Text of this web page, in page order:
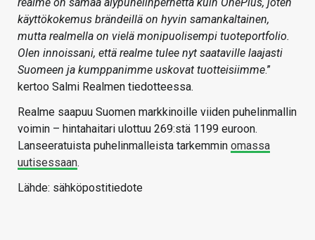
käyttökokemus brändeillä on hyvin samankaltainen,
mutta realmella on vielä monipuolisempi tuoteportfolio.
Olen innoissani, että realme tulee nyt saataville laajasti
Suomeen ja kumppanimme uskovat tuotteisiimme.”
kertoo Salmi Realmen tiedotteessa.
Realme saapuu Suomen markkinoille viiden puhelinmallin
voimin – hintahaitari ulottuu 269:stä 1199 euroon.
Lanseeratuista puhelinmalleista tarkemmin omassa
uutisessaan.
Lähde: sähköpostitiedote